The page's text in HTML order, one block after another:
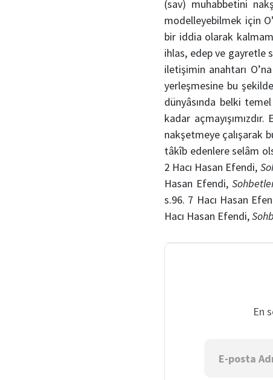
(sav) muhabbetini
modelleyebilmek için
bir iddia olarak
ihlas, edep ve gayretle
iletişimin anahtarı
yerleşmesine bu
dünyâsında belki
kadar
nakşetmeye çalışarak
tâkîb edenlere selâm
2 Hacı Hasan Efendi,
Hasan Efendi,
s.96. 7 Hacı Hasan
Hacı Hasan Efendi,
En